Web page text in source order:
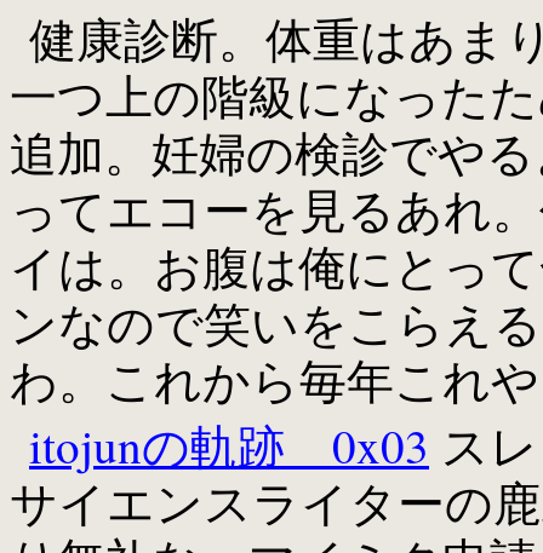
健康診断。体重はあま
一つ上の階級になった
追加。妊婦の検診でや
ってエコーを見るあれ
イは。お腹は俺にとっ
ンなので笑いをこらえ
わ。これから毎年これ
itojunの軌跡 0x03 ス
サイエンスライターの